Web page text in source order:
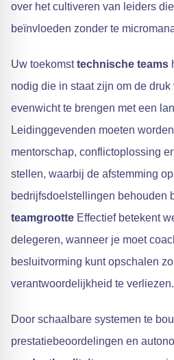
over het cultiveren van leiders
beïnvloeden zonder te
Uw toekomsttechnische teams
nodig die in staat zijn om de
evenwicht te brengen met een
Leidinggevenden moeten
mentorschap, conflictoplossing
stellen, waarbij de afstemming
bedrijfsdoelstellingen behouden
teamgrootte Effectief betekent
delegeren, wanneer je moet
besluitvorming kunt opschalen
verantwoordelijkheid te verliezen.
Door schaalbare systemen te
prestatiebeoordelingen en